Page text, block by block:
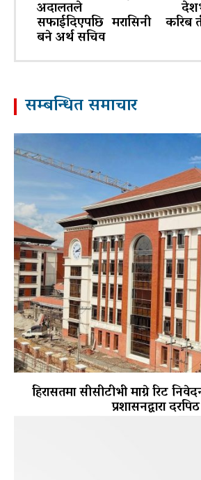
अदालतले
सफाईदिएपछि मरासिनी
बने अर्थ सचिव
करिब
सम्बन्धित समाचार
हिरासतमा सीसीटीभी माग्ने रिट
प्रशासनद्वारा दरपिठ